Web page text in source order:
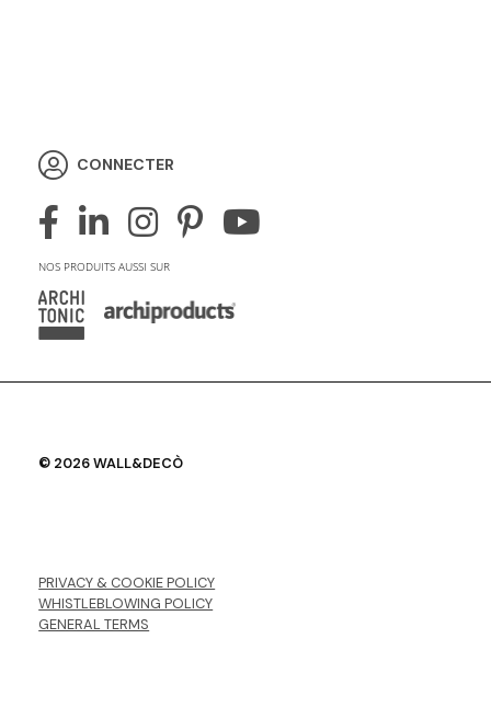
CONNECTER
NOS PRODUITS AUSSI SUR
© 2026 WALL&DECÒ
PRIVACY & COOKIE POLICY
WHISTLEBLOWING POLICY
GENERAL TERMS